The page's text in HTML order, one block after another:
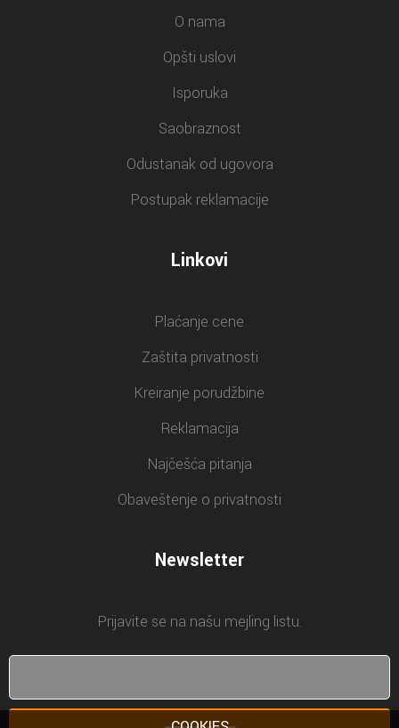
O nama
Opšti uslovi
Isporuka
Saobraznost
Odustanak od ugovora
Postupak reklamacije
Linkovi
Plaćanje cene
Zaštita privatnosti
Kreiranje porudžbine
Reklamacija
Najčešća pitanja
Obaveštenje o privatnosti
Newsletter
Prijavite se na našu mejling listu.